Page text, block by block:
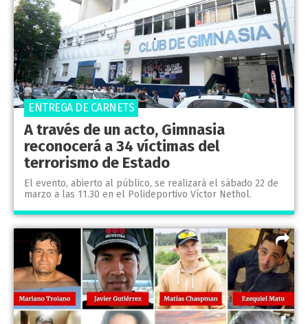
A través de un acto, Gimnasia
reconocerá a 34 víctimas del
terrorismo de Estado
El evento, abierto al público, se realizará el sábado 22 de
marzo a las 11.30 en el Polideportivo Víctor Nethol.
ENTREGA DE CARNETS